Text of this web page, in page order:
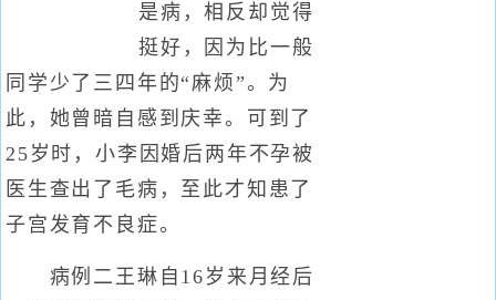
是病，相反却觉得
挺好，因为比一般
同学少了三四年的“麻烦”。为
此，她曾暗自感到庆幸。可到了
25岁时，小李因婚后两年不孕被
医生查出了毛病，至此才知患了
子宫发育不良症。
病例二王琳自16岁来月经后